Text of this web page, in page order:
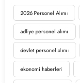
2026 Personel Alımı
adliye personel alımı
devlet personel alımı
ekonomi haberleri